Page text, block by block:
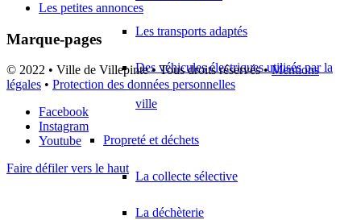
Les transports adaptés
Des véhicules électriques utilisés par la
ville
Propreté et déchets
La collecte sélective
La déchèterie
Les petites annonces
Marque-pages
© 2022 • Ville de Villepinte • Tous droits réservés •Mentions
légales • Protection des données personnelles
Facebook
Instagram
Youtube
Faire défiler vers le haut